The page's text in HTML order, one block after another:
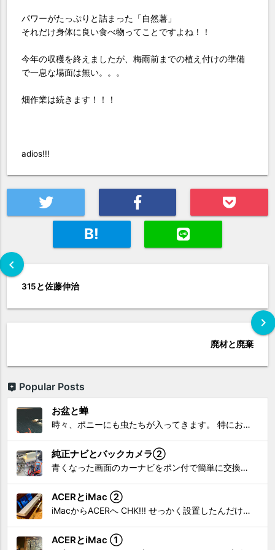
パワーがたっぷりと詰まった「自然薯」
それだけ身体に良い食べ物ってことですよね！！
今年の収穫を終えましたが、梅雨前までの植え付けの準備
で一息な場面は無い。。。
畑作業は続きます！！！
adios!!!
B!
chevron_left
315と佐藤伸治
chevron_right
廃材と廃棄
Popular Posts
お盆と蝉
時々、ポニーにも虫たちが入ってきます。 特にお盆の頃はどの虫かと気になり探してしまう。 今まではキリギリスやすいっちょん、今思えば今年は蝉だったのかな。
純正ナビとバックカメラ②
青くなった画面のカーナビをポン付で簡単に交換、出来ると思っていたら意外と闇多め!!!なDAY①から続く今回は、DAY②。 テスターで調べてみたのだが、結果的にバックカメラからナビ裏まで来てる、配線を見つけることが出来なかった前回。気付けば闇w。 さてさて、この頃のDVDナビ的なT...
ACERとiMac ②
iMacからACERへ CHK!!! せっかく設置したんだけど〜 画面が真っ暗じゃしょうがないわな。 元のACERモニターを再度、設置🔥 画面のチラツキ、乱れなど不具合、多めですが 見れないより良い。 iMacへ繋いだ時、疑問があった。 せっかくの解像度を生かしてないこと。 2...
ACERとiMac ①